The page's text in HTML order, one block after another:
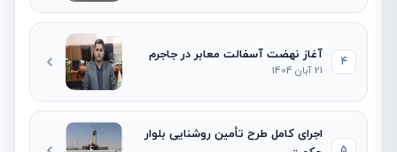
4 آغاز نهضت آسفالت معابر در جاجرم
21 آبان 1404
اجرای کامل طرح تأمین روشنایی بلوار